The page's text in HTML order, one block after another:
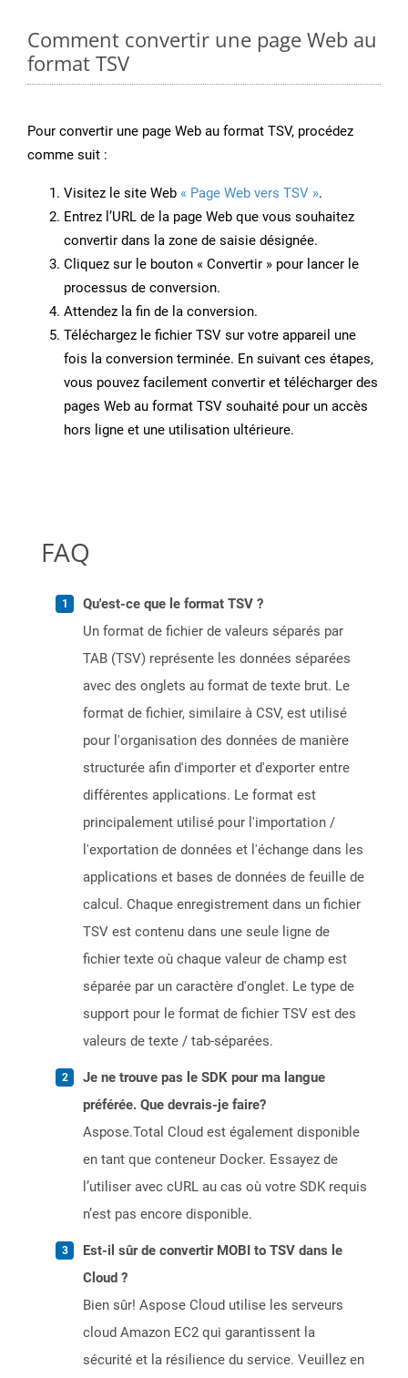
Comment convertir une page Web au
format TSV
Pour convertir une page Web au format TSV, procédez
comme suit :
Visitez le site Web « Page Web vers TSV ».
Entrez l’URL de la page Web que vous souhaitez
convertir dans la zone de saisie désignée.
Cliquez sur le bouton « Convertir » pour lancer le
processus de conversion.
Attendez la fin de la conversion.
Téléchargez le fichier TSV sur votre appareil une
fois la conversion terminée. En suivant ces étapes,
vous pouvez facilement convertir et télécharger des
pages Web au format TSV souhaité pour un accès
hors ligne et une utilisation ultérieure.
FAQ
Qu'est-ce que le format TSV ?
Un format de fichier de valeurs séparés par
TAB (TSV) représente les données séparées
avec des onglets au format de texte brut. Le
format de fichier, similaire à CSV, est utilisé
pour l'organisation des données de manière
structurée afin d'importer et d'exporter entre
différentes applications. Le format est
principalement utilisé pour l'importation /
l'exportation de données et l'échange dans les
applications et bases de données de feuille de
calcul. Chaque enregistrement dans un fichier
TSV est contenu dans une seule ligne de
fichier texte où chaque valeur de champ est
séparée par un caractère d'onglet. Le type de
support pour le format de fichier TSV est des
valeurs de texte / tab-séparées.
Je ne trouve pas le SDK pour ma langue
préférée. Que devrais-je faire?
Aspose.Total Cloud est également disponible
en tant que conteneur Docker. Essayez de
l’utiliser avec cURL au cas où votre SDK requis
n’est pas encore disponible.
Est-il sûr de convertir MOBI to TSV dans le
Cloud ?
Bien sûr! Aspose Cloud utilise les serveurs
cloud Amazon EC2 qui garantissent la
sécurité et la résilience du service. Veuillez en